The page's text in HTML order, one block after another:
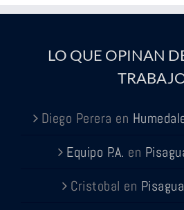
LO QUE OPINAN
Diego Perera en
Equipo P.A. en
Cristobal en